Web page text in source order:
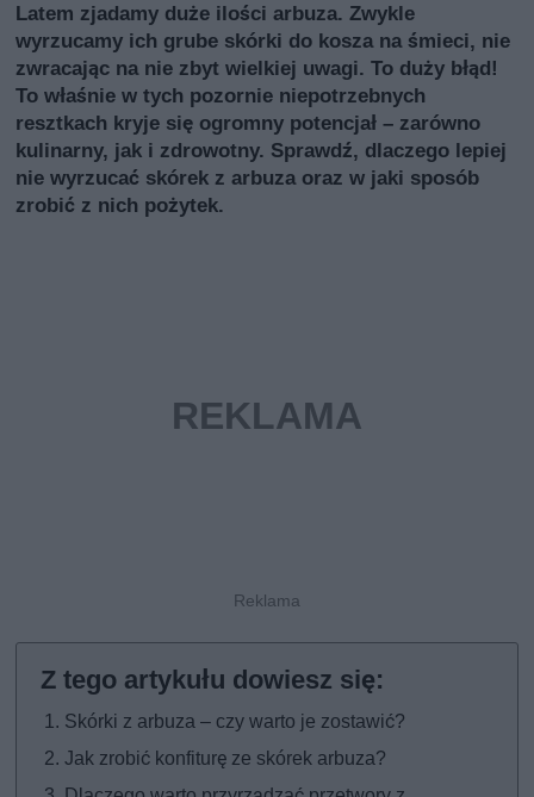
Latem zjadamy duże ilości arbuza. Zwykle
wyrzucamy ich grube skórki do kosza na śmieci, nie
zwracając na nie zbyt wielkiej uwagi. To duży błąd!
To właśnie w tych pozornie niepotrzebnych
resztkach kryje się ogromny potencjał – zarówno
kulinarny, jak i zdrowotny. Sprawdź, dlaczego lepiej
nie wyrzucać skórek z arbuza oraz w jaki sposób
zrobić z nich pożytek.
Skórki z arbuza – czy warto je zostawić?
Jak zrobić konfiturę ze skórek arbuza?